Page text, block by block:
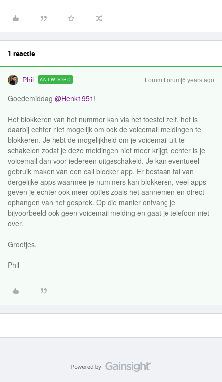
1 reactie
Phil ANTWOORD Forum|Forum|6 years ago
Goedemiddag @Henk1951 !
Het blokkeren van het nummer kan via het toestel zelf, het is
daarbij echter niet mogelijk om ook de voicemail meldingen te
blokkeren. Je hebt de mogelijkheid om je voicemail uit te
schakelen zodat je deze meldingen niet meer krijgt, echter is je
voicemail dan voor iedereen uitgeschakeld. Je kan eventueel
gebruik maken van een call blocker app. Er bestaan tal van
dergelijke apps waarmee je nummers kan blokkeren, veel apps
geven je echter ook meer opties zoals het aannemen en direct
ophangen van het gesprek. Op die manier ontvang je
bijvoorbeeld ook geen voicemail melding en gaat je telefoon niet
over.
Groetjes,
Phil